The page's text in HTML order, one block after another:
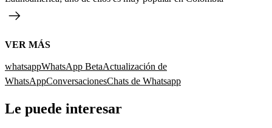
VER MÁS
whatsappWhatsApp BetaActualización de
WhatsAppConversacionesChats de Whatsapp
Le puede interesar